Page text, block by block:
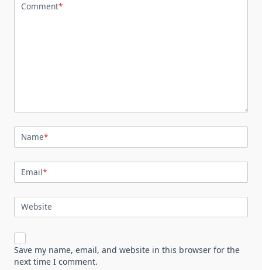
Comment*
Name*
Email*
Website
Save my name, email, and website in this browser for the
next time I comment.